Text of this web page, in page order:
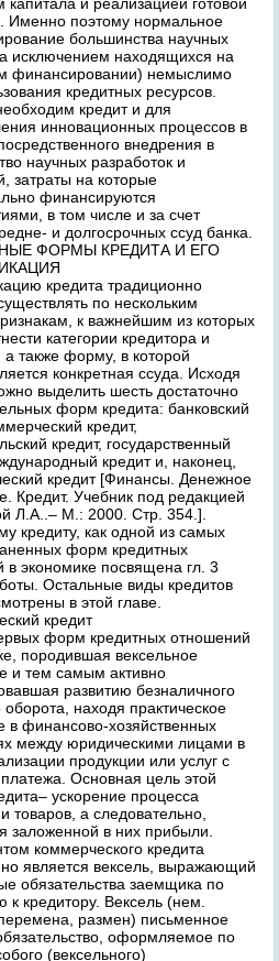
Именно поэтому нормальное
большинства научных
исключением находящихся на
финансировании) немыслимо
кредитных ресурсов.
кредит и для
инновационных процессов в
внедрения в
научных разработок и
затраты на которые
финансируются
в том числе и за счет
и долгосрочных ссуд банка.
ФОРМЫ КРЕДИТА И ЕГО
кредита традиционно
по нескольким
к важнейшим из которых
категории кредитора и
также форму, в которой
конкретная ссуда. Исходя
выделить шесть достаточно
форм кредита: банковский
кредит,
кредит, государственный
кредит и, наконец,
кредит [Финансы. Денежное
Кредит. Учебник под редакцией
Л.А..– М.: 2000. Стр. 354.].
кредиту, как одной из самых
форм кредитных
в экономике посвящена гл. 3
Остальные виды кредитов
в этой главе.
кредит
форм кредитных отношений
породившая вексельное
и тем самым активно
развитию безналичного
оборота, находя практическое
в финансово-хозяйственных
между юридическими лицами в
продукции или услуг с
Основная цель этой
ускорение процесса
товаров, а следовательно,
заложенной в них прибыли.
коммерческого кредита
является вексель, выражающий
обязательства заемщика по
к кредитору. Вексель (нем.
размен) письменное
оформляемое по
(вексельного)